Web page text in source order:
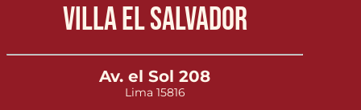
Villa el Salvador
Av. el Sol 208
Lima 15816